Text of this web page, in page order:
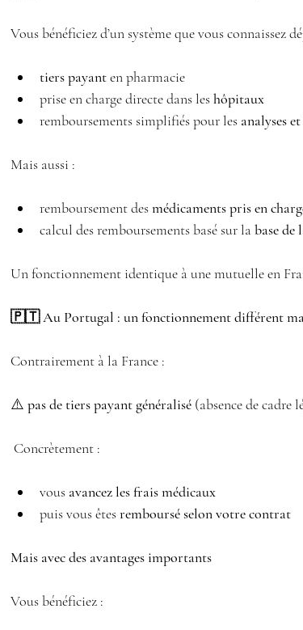
Vous bénéficiez d’un système que vous connaissez
tiers payant en pharmacie
prise en charge directe dans les hôpitaux
remboursements simplifiés pour les analyses
Mais aussi :
remboursement des médicaments pris en
calcul des remboursements basé sur la base de
Un fonctionnement identique à une mutuelle en
🇵🇹 Au Portugal : un fonctionnement différent
Contrairement à la France :
⚠️ pas de tiers payant généralisé (absence de cadre
Concrètement :
vous avancez les frais médicaux
puis vous êtes remboursé selon votre contrat
Mais avec des avantages importants
Vous bénéficiez :